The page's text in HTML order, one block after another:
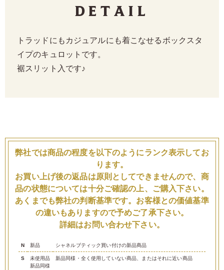
Detail
トラッドにもカジュアルにも着こなせるボックスタ
イプのキュロットです。
裾スリット入です♪
弊社では商品の程度を以下のようにランク表示してお
ります。
お買い上げ後の返品は原則としてできませんので、商
品の状態については十分ご確認の上、ご購入下さい。
あくまでも弊社の判断基準です。お客様との価値基準
の違いもありますので予めご了承下さい。
詳細はお問い合わせ下さい。
N 新品 シャネルブティック買い付けの新品商品
S
未使用品
新品同様
新品同様・全く使用していない商品、またはそれに近い商品